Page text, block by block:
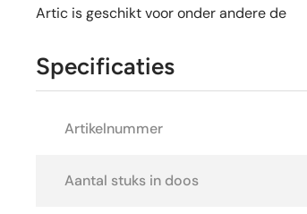
Artic is geschikt voor onder andere de
Specificaties
Artikelnummer
Aantal stuks in doos